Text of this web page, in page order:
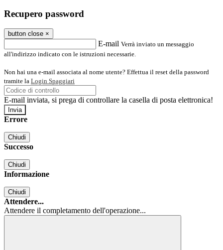
Recupero password
button close ×
E-mail Verrà inviato un messaggio
all'indirizzo indicato con le istruzioni necessarie.
Non hai una e-mail associata al nome utente? Effettua il reset della password
tramite la Login Spaggiari
E-mail inviata, si prega di controllare la casella di posta elettronica!
Errore
Chiudi
Successo
Chiudi
Informazione
Chiudi
Attendere...
Attendere il completamento dell'operazione...